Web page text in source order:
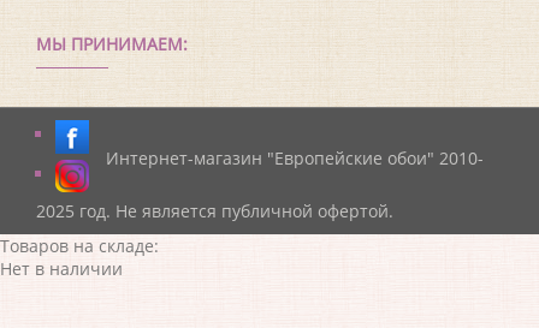
МЫ ПРИНИМАЕМ:
Интернет-магазин "Европейские обои" 2010-
2025 год. Не является публичной офертой.
Товаров на складе:
Нет в наличии